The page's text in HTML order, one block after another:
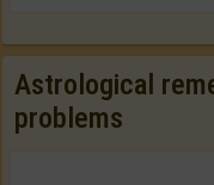
Astrological
problems